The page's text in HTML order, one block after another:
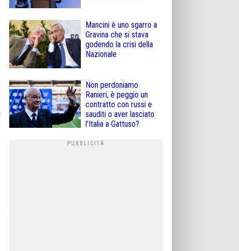
Mancini è uno sgarro a
Gravina che si stava
godendo la crisi della
Nazionale
Non perdoniamo
Ranieri, è peggio un
contratto con russi e
sauditi o aver lasciato
l’Italia a Gattuso?